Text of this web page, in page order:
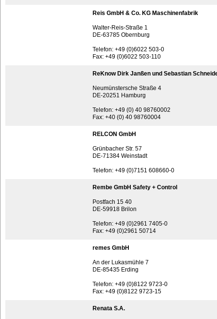
Reis GmbH & Co. KG Maschinenfabrik
Walter-Reis-Straße 1
DE-63785 Obernburg
Telefon: +49 (0)6022 503-0
Fax: +49 (0)6022 503-110
ReKnow Dirk Janßen und Sebastian
Neumünstersche Straße 4
DE-20251 Hamburg
Telefon: +49 (0) 40 98760002
Fax: +40 (0) 40 98760004
RELCON GmbH
Grünbacher Str. 57
DE-71384 Weinstadt
Telefon: +49 (0)7151 608660-0
Rembe GmbH Safety + Control
Postfach 15 40
DE-59918 Brilon
Telefon: +49 (0)2961 7405-0
Fax: +49 (0)2961 50714
remes GmbH
An der Lukasmühle 7
DE-85435 Erding
Telefon: +49 (0)8122 9723-0
Fax: +49 (0)8122 9723-15
Renata S.A.